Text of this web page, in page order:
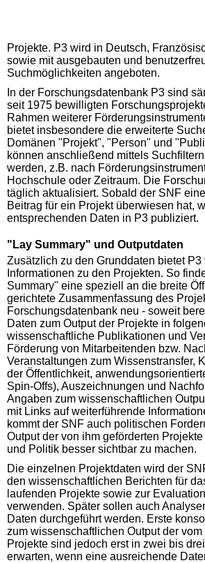
Projekte. P3 wird in Deutsch,
sowie mit ausgebauten und
Suchmöglichkeiten angeboten.
In der Forschungsdatenbank P3 sind
seit 1975 bewilligten
Rahmen weiterer
bietet insbesondere die erweiterte
Domänen "Projekt", "Person" und
können anschließend mittels
werden, z.B. nach
Hochschule oder Zeitraum. Die
täglich aktualisiert. Sobald der SNF
Beitrag für ein Projekt überwiesen hat,
entsprechenden Daten in P3 publiziert.
"Lay Summary" und Outputdaten
Zusätzlich zu den Grunddaten bietet
Informationen zu den Projekten. So
Summary" eine speziell an die breite
gerichtete Zusammenfassung des
Forschungsdatenbank neu - soweit
Daten zum Output der Projekte in
wissenschaftliche Publikationen und
Förderung von Mitarbeitenden bzw.
Veranstaltungen zum Wissenstransfer,
der Öffentlichkeit,
Spin-Offs), Auszeichnungen und
Angaben zum wissenschaftlichen
mit Links auf weiterführende
kommt der SNF auch politischen
Output der von ihm geförderten
und Politik besser sichtbar zu machen.
Die einzelnen Projektdaten wird der
den wissenschaftlichen Berichten für
laufenden Projekte sowie zur
verwenden. Später sollen auch
Daten durchgeführt werden. Erste
zum wissenschaftlichen Output der
Projekte sind jedoch erst in zwei bis
erwarten, wenn eine ausreichende